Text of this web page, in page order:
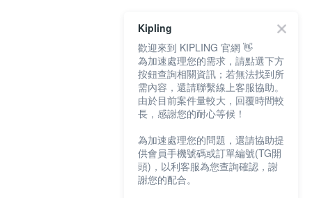
Kipling
歡迎來到 KIPLING 官網 👋
為加速處理您的需求，請點選下方
按鈕查詢相關資訊；若無法找到所
需內容，還請聯繫線上客服協助。
由於目前案件量較大，回覆時間較
長，感謝您的耐心等候！
為加速處理您的問題，還請協助提
供會員手機號碼或訂單編號(TG開
頭)，以利客服為您查詢確認，謝
謝您的配合。